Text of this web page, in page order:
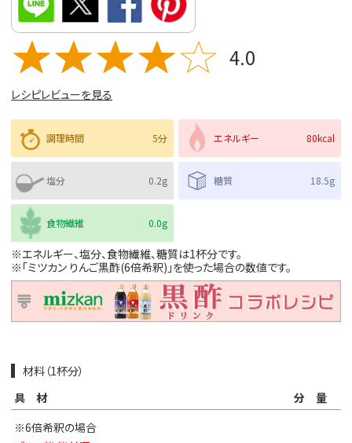
4.0
レシピレビューを見る
調理時間 5分 エネルギー 80kcal
塩分 0.2g 糖質 18.5g
食物繊維 0.0g
※エネルギー、塩分、食物繊維、糖質は1杯分です。
※「ミツカン りんご黒酢(6倍希釈)」を使った場合の数値です。
材料（1杯分）
具材
分量
※6倍希釈の場合